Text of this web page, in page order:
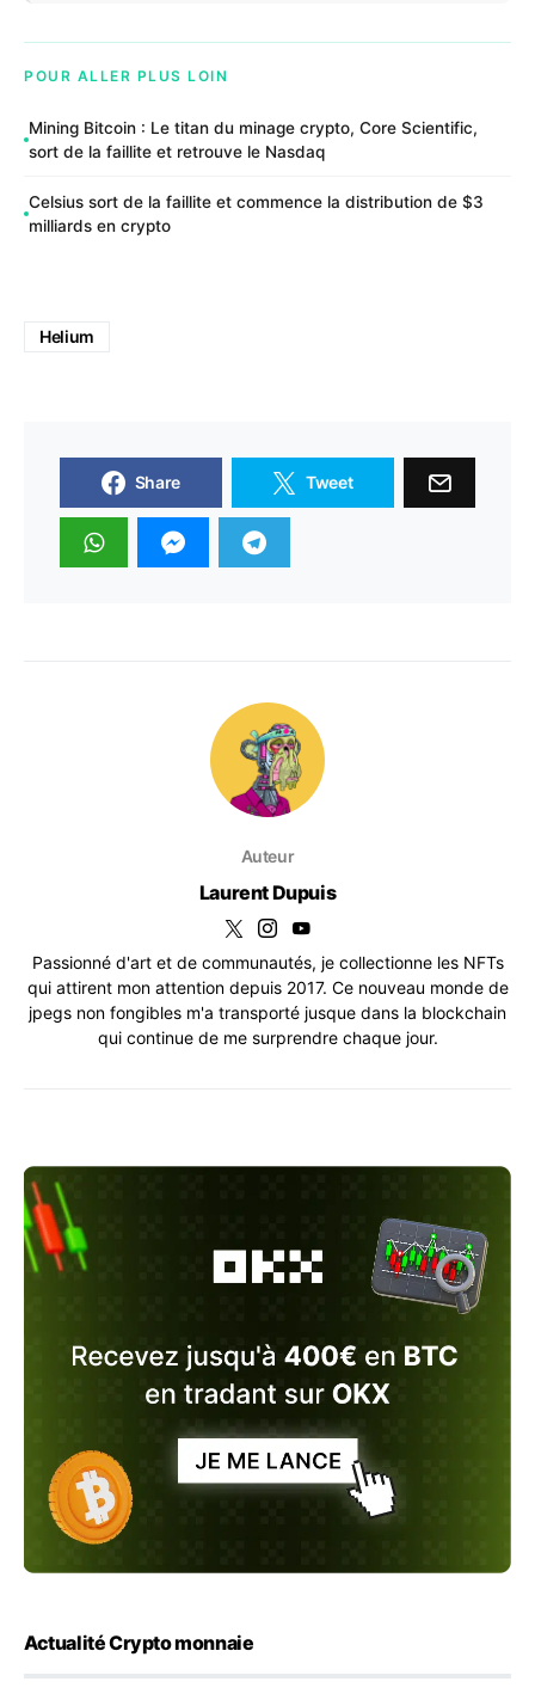
POUR ALLER PLUS LOIN
Mining Bitcoin : Le titan du minage crypto, Core Scientific,
sort de la faillite et retrouve le Nasdaq
Celsius sort de la faillite et commence la distribution de $3
milliards en crypto
Helium
Share Tweet
Auteur
Laurent Dupuis
Passionné d'art et de communautés, je collectionne les NFTs
qui attirent mon attention depuis 2017. Ce nouveau monde de
jpegs non fongibles m'a transporté jusque dans la blockchain
qui continue de me surprendre chaque jour.
Actualité Crypto monnaie